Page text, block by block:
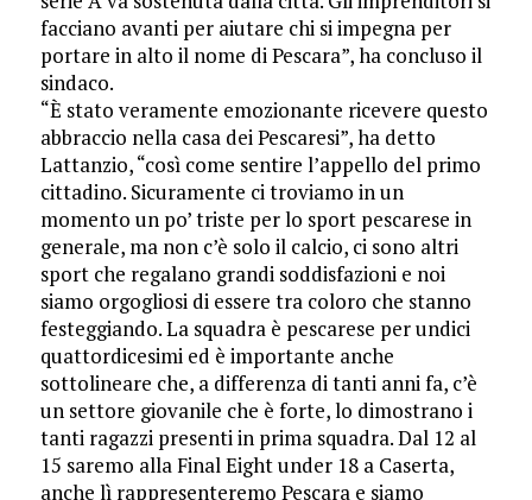
facciano avanti per aiutare chi si impegna per
portare in alto il nome di Pescara”, ha concluso il
sindaco.
“È stato veramente emozionante ricevere questo
abbraccio nella casa dei Pescaresi”, ha detto
Lattanzio, “così come sentire l’appello del primo
cittadino. Sicuramente ci troviamo in un
momento un po’ triste per lo sport pescarese in
generale, ma non c’è solo il calcio, ci sono altri
sport che regalano grandi soddisfazioni e noi
siamo orgogliosi di essere tra coloro che stanno
festeggiando. La squadra è pescarese per undici
quattordicesimi ed è importante anche
sottolineare che, a differenza di tanti anni fa, c’è
un settore giovanile che è forte, lo dimostrano i
tanti ragazzi presenti in prima squadra. Dal 12 al
15 saremo alla Final Eight under 18 a Caserta,
anche lì rappresenteremo Pescara e siamo